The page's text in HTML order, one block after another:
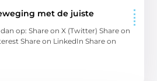
met de juiste
op: Share on X (Twitter) Share on
Share on LinkedIn Share on